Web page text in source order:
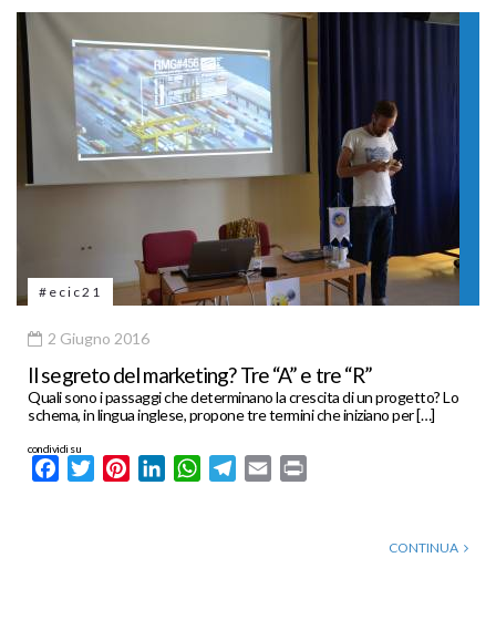
#ecic21
2 Giugno 2016
Il segreto del marketing? Tre “A” e tre “R”
Quali sono i passaggi che determinano la crescita di un progetto? Lo
schema, in lingua inglese, propone tre termini che iniziano per […]
condividi su
FacebookTwitterPinterestLinkedInWhatsApp
Telegram
Email
CONTINUA